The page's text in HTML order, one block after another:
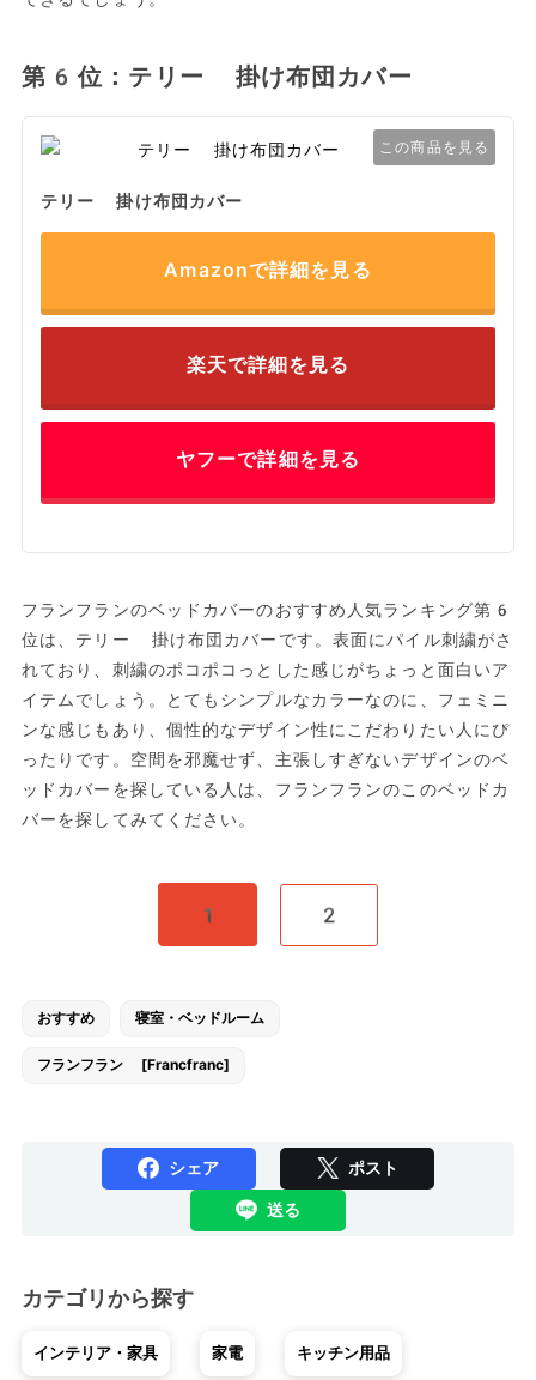
第6位：テリー 掛け布団カバー
この商品を見る
テリー 掛け布団カバー
Amazonで詳細を見る
楽天で詳細を見る
ヤフーで詳細を見る
フランフランのベッドカバーのおすすめ人気ランキング第6
位は、テリー 掛け布団カバーです。表面にパイル刺繍がさ
れており、刺繍のポコポコっとした感じがちょっと面白いア
イテムでしょう。とてもシンプルなカラーなのに、フェミニ
ンな感じもあり、個性的なデザイン性にこだわりたい人にぴ
ったりです。空間を邪魔せず、主張しすぎないデザインのベ
ッドカバーを探している人は、フランフランのこのベッドカ
バーを探してみてください。
1 2
おすすめ 寝室・ベッドルーム
フランフラン [Francfranc]
シェア ポスト
送る
カテゴリから探す
インテリア・家具 家電 キッチン用品